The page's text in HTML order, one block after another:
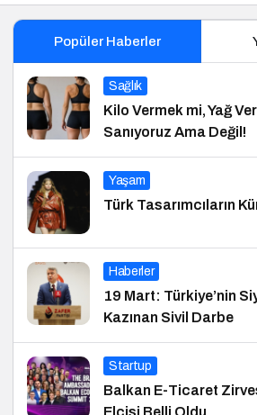
Popüler Haberler
Sağlık
Kilo Vermek mi, Yağ
Sanıyoruz Ama Değil!
Yaşam
Türk Tasarımcıların
Haberler
19 Mart: Türkiye’nin
Kazınan Sivil Darbe
Startup
Balkan E-Ticaret
Elçisi Belli Oldu